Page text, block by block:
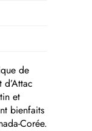
de
et
bienfaits
Corée.